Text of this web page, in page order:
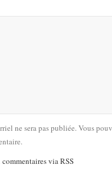
ne sera pas publiée. Vous
via RSS